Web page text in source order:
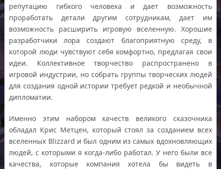
репутацию гибкого человека и дает возможность
проработать детали другим сотрудникам, дает им
возможность расширить игровую вселенную. Хорошие
разработчики лора создают благоприятную среду, в
которой люди чувствуют себя комфортно, предлагая свои
идеи. Коллективное творчество распространено в
игровой индустрии, но собрать группы творческих людей
для создания одной истории требует редкой и необычной
дипломатии.
Именно этим набором качеств великого сказочника
обладал Крис Метцен, который стоял за созданием всех
вселенных Blizzard и был одним из самых вдохновляющих
людей, с которыми я когда-либо работал. У него были все
качества, которые компания хотела бы видеть в